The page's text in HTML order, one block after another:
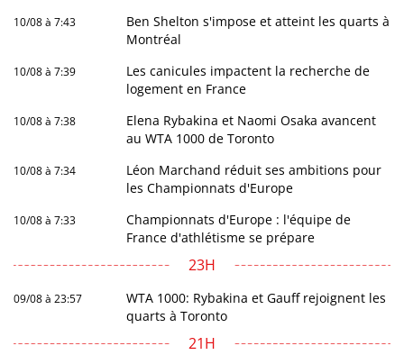
10/08 à 7:43
Ben Shelton s'impose et atteint les quarts à
Montréal
10/08 à 7:39
Les canicules impactent la recherche de
logement en France
10/08 à 7:38
Elena Rybakina et Naomi Osaka avancent
au WTA 1000 de Toronto
10/08 à 7:34
Léon Marchand réduit ses ambitions pour
les Championnats d'Europe
10/08 à 7:33
Championnats d'Europe : l'équipe de
France d'athlétisme se prépare
23H
09/08 à 23:57
WTA 1000: Rybakina et Gauff rejoignent les
quarts à Toronto
21H